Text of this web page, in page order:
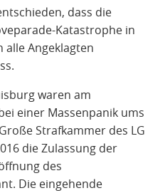
dass die
Katastrophe in
alle Angeklagten
waren am
einer Massenpanik ums
Strafkammer des LG
die Zulassung der
des
Die eingehende